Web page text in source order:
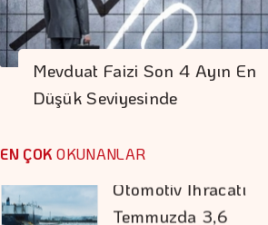
Mevduat Faizi Son 4 Ayın En
Düşük Seviyesinde
EN ÇOK OKUNANLAR
Doğru Boya Seçimi
Konutun Değerini
Koruyor
Otomotiv İhracatı
Milyar Dolar Oldu
Orman Yangınları İş